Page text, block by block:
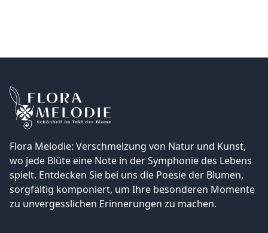
Flora Melodie: Verschmelzung von Natur und Kunst,
wo jede Blüte eine Note in der Symphonie des Lebens
spielt. Entdecken Sie bei uns die Poesie der Blumen,
sorgfältig komponiert, um Ihre besonderen Momente
zu unvergesslichen Erinnerungen zu machen.